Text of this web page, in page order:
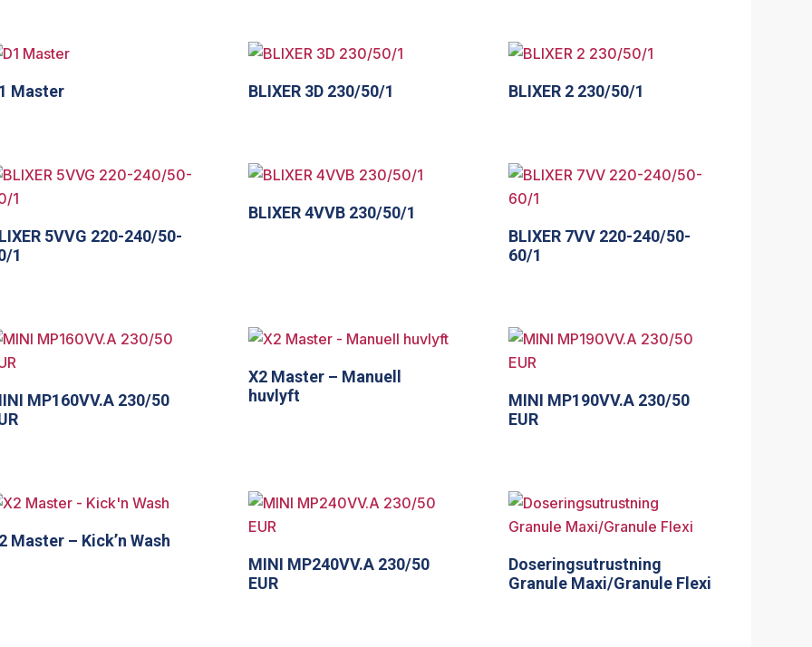
Master BLIXER 3D 230/50/1 BLIXER 2 230/50/1
5VVG 220-240/50-
1
BLIXER 4VVB 230/50/1
BLIXER 7VV 220-240/50-
60/1
MP160VV.A 230/50
X2 Master – Manuell
huvlyft
MINI MP190VV.A 230/50
EUR
Master – Kick’n Wash
MINI MP240VV.A 230/50
EUR
Doseringsutrustning
Granule Maxi/Granule Flexi